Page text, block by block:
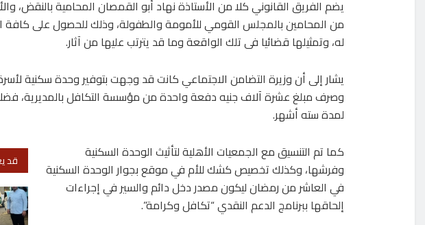
يضم الفريق القانوني كلا من الأستاذة نهاد أبو القمصان المحامية بالنقض،
من المحامين بالمجلس القومي للأمومة والطفولة، وذلك للحصول على كافة
له، وتمثيلها قضائيا فى تلك الواقعة وما قد يترتب عليها من آثار.
يشار إلى أن وزيرة التضامن الاجتماعي كانت قد وجهت بتوفير وحدة سكنية
وصرف مبلغ عشرة آلاف جنيه دفعة واحدة من مؤسسة التكافل بالمديرية،
لمدة سته أشهر.
قد
كما تم التنسيق مع الجمعيات الأهلية لتأثيث الوحدة السكنية
وفرشها، وكذلك تخصيص كشك للأم في موقع بجوار الوحدة السكنية
في العاشر من رمضان ليكون مصدر دخل دائم والسير في إجراءات
إلحاقها ببرنامج الدعم النقدي “تكافل وكرامة”.